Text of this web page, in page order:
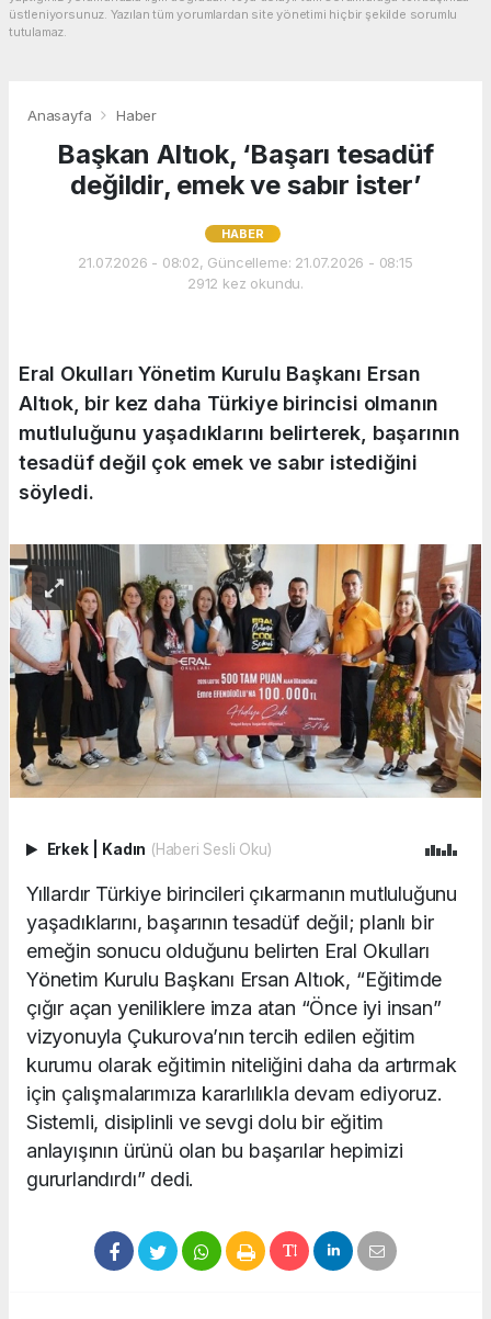
üstleniyorsunuz. Yazılan tüm yorumlardan site yönetimi hiçbir şekilde sorumlu
tutulamaz.
Anasayfa Haber
Başkan Altıok, ‘Başarı tesadüf
değildir, emek ve sabır ister’
HABER
21.07.2026 - 08:02, Güncelleme: 21.07.2026 - 08:15
2912 kez okundu.
Eral Okulları Yönetim Kurulu Başkanı Ersan
Altıok, bir kez daha Türkiye birincisi olmanın
mutluluğunu yaşadıklarını belirterek, başarının
tesadüf değil çok emek ve sabır istediğini
söyledi.
Erkek Kadın (Haberi Sesli Oku)
Yıllardır Türkiye birincileri çıkarmanın mutluluğunu
yaşadıklarını, başarının tesadüf değil; planlı bir
emeğin sonucu olduğunu belirten Eral Okulları
Yönetim Kurulu Başkanı Ersan Altıok, “Eğitimde
çığır açan yeniliklere imza atan “Önce iyi insan”
vizyonuyla Çukurova’nın tercih edilen eğitim
kurumu olarak eğitimin niteliğini daha da artırmak
için çalışmalarımıza kararlılıkla devam ediyoruz.
Sistemli, disiplinli ve sevgi dolu bir eğitim
anlayışının ürünü olan bu başarılar hepimizi
gururlandırdı” dedi.